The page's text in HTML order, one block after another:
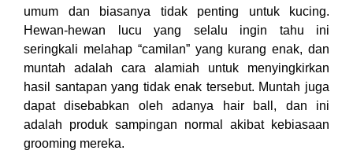
umum dan biasanya tidak penting untuk kucing.
Hewan-hewan lucu yang selalu ingin tahu ini
seringkali melahap “camilan” yang kurang enak, dan
muntah adalah cara alamiah untuk menyingkirkan
hasil santapan yang tidak enak tersebut. Muntah juga
dapat disebabkan oleh adanya hair ball, dan ini
adalah produk sampingan normal akibat kebiasaan
grooming mereka.